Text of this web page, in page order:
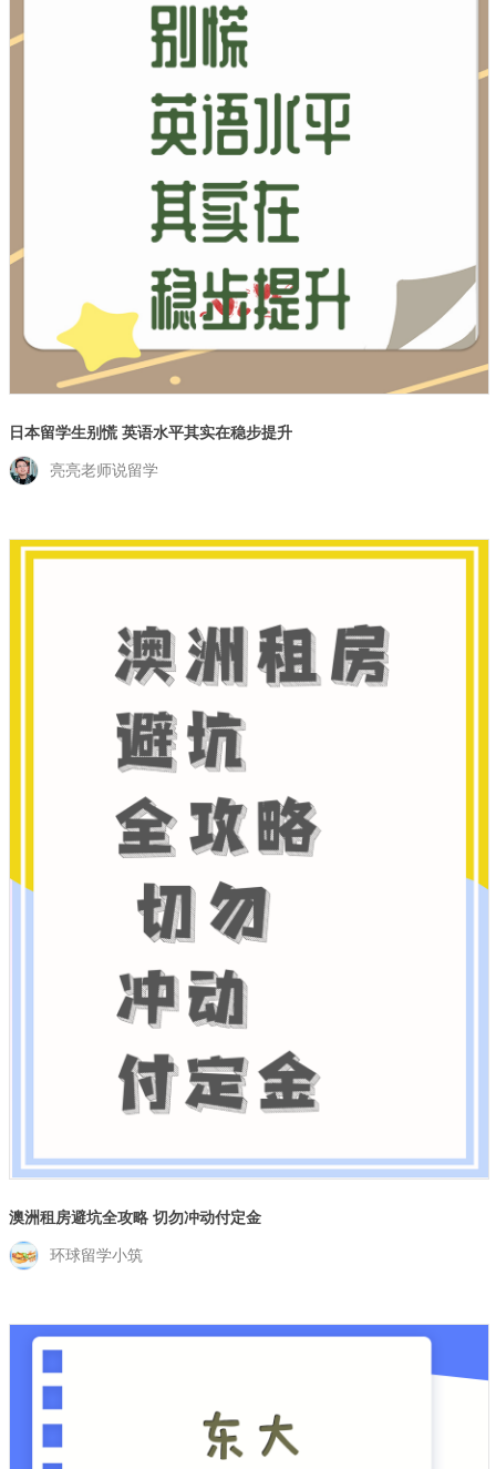
日本留学生别慌 英语水平其实在稳步提升
亮亮老师说留学
澳洲租房避坑全攻略 切勿冲动付定金
环球留学小筑